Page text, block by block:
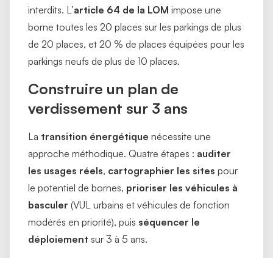
interdits. L’article 64 de la LOM impose une
borne toutes les 20 places sur les parkings de plus
de 20 places, et 20 % de places équipées pour les
parkings neufs de plus de 10 places.
Construire un plan de
verdissement sur 3 ans
La transition énergétique nécessite une
approche méthodique. Quatre étapes : auditer
les usages réels, cartographier les sites pour
le potentiel de bornes, prioriser les véhicules à
basculer (VUL urbains et véhicules de fonction
modérés en priorité), puis séquencer le
déploiement sur 3 à 5 ans.